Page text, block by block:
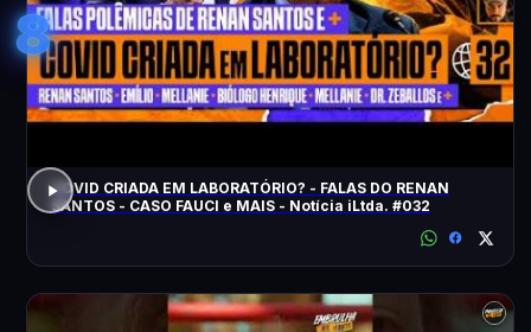
8
COVID CRIADA EM LABORATÓRIO? - FALAS DO RENAN
SANTOS - CASO FAUCI e MAIS - Notícia iLtda. #032